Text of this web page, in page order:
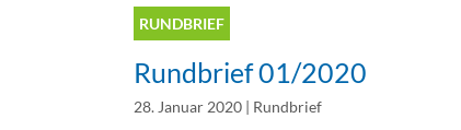
RUNDBRIEF
Rundbrief 01/2020
28. Januar 2020 Rundbrief